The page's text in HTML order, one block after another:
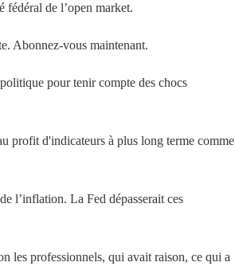
fédéral de l’open market.
Abonnez-vous maintenant.
pour tenir compte des chocs
profit d'indicateurs à plus long terme comme
l’inflation. La Fed dépasserait ces
les professionnels, qui avait raison, ce qui a